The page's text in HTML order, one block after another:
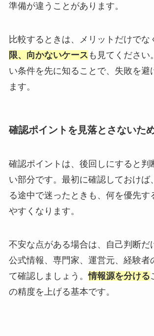
準備が違うことがあります。
比較するときは、メリットだけでな
限、向かないケース も見てください
い条件を先に知ることで、失敗を避
ます。
確認ポイントを見落とさないた
確認ポイントは、後回しにすると判
い部分です。最初に確認しておけば
る途中で迷ったときも、何を優先す
やすくなります。
不安な点がある場合は、自己判断だ
公式情報、専門家、運営元、経験者
て確認しましょう。情報源を分ける
の精度を上げる基本です。